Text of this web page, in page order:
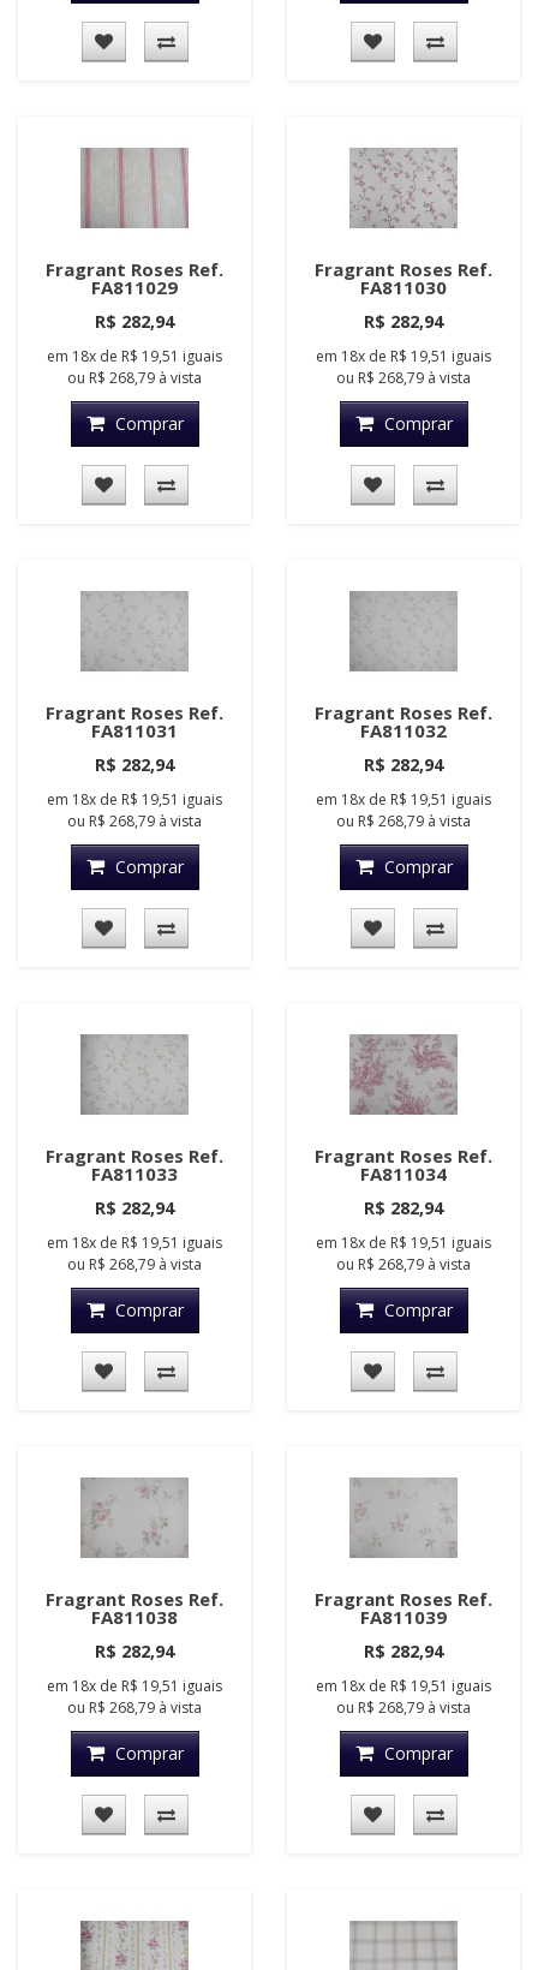
Fragrant Roses Ref.
FA811029
R$ 282,94
em 18x de R$ 19,51 iguais
ou R$ 268,79 à vista
Comprar
Fragrant Roses Ref.
FA811030
R$ 282,94
em 18x de R$ 19,51 iguais
ou R$ 268,79 à vista
Comprar
Fragrant Roses Ref.
FA811031
R$ 282,94
em 18x de R$ 19,51 iguais
ou R$ 268,79 à vista
Comprar
Fragrant Roses Ref.
FA811032
R$ 282,94
em 18x de R$ 19,51 iguais
ou R$ 268,79 à vista
Comprar
Fragrant Roses Ref.
FA811033
R$ 282,94
em 18x de R$ 19,51 iguais
ou R$ 268,79 à vista
Comprar
Fragrant Roses Ref.
FA811034
R$ 282,94
em 18x de R$ 19,51 iguais
ou R$ 268,79 à vista
Comprar
Fragrant Roses Ref.
FA811038
R$ 282,94
em 18x de R$ 19,51 iguais
ou R$ 268,79 à vista
Comprar
Fragrant Roses Ref.
FA811039
R$ 282,94
em 18x de R$ 19,51 iguais
ou R$ 268,79 à vista
Comprar